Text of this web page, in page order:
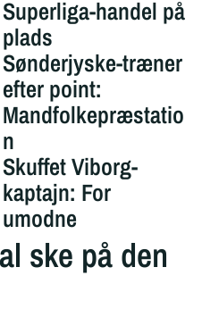
Superliga-handel på
plads
Sønderjyske-træner
efter point:
Mandfolkepræstatio
n
Skuffet Viborg-
kaptajn: For
umodne
ske på den